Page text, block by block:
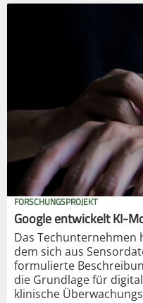
FORSCHUNGSPROJEKT
Google entwickelt KI-
Das Techunternehmen
dem sich aus
formulierte
die Grundlage für
klinische